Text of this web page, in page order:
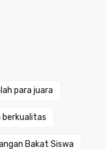
para juara
berkualitas
Bakat Siswa